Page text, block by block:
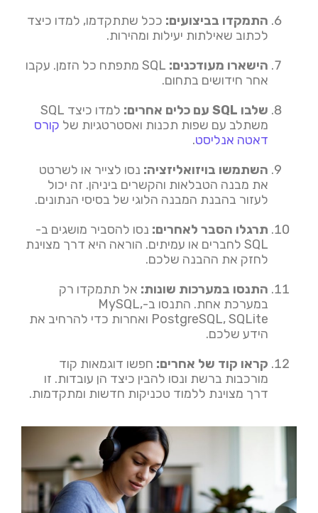
התמקדו בביצועים: ככל שתתקדמו, למדו כיצד
לכתוב שאילתות יעילות ומהירות.
הישארו מעודכנים:
SQL מתפתח כל הזמן. עקבו
אחר חידושים בתחום.
שלבו SQL עם כלים אחרים
:
למדו כיצד SQL
משתלב עם שפות תכנות ואסטרטגיות של קורס
דאטה אנליסט.
השתמשו בויזואליזציה: נסו לצייר או לשרטט
את מבנה הטבלאות והקשרים ביניהן. זה יכול
לעזור בהבנת המבנה הלוגי של בסיסי הנתונים.
תרגלו הסבר לאחרים: נסו להסביר מושגים ב-
SQL לחברים או עמיתים. הוראה היא דרך מצוינת
לחזק את ההבנה שלכם.
התנסו במערכות שונות: אל תתמקדו רק
במערכת אחת. התנסו ב-MySQL,
PostgreSQL, SQLite ואחרות כדי להרחיב את
הידע שלכם.
קראו קוד של אחרים: חפשו דוגמאות קוד
מורכבות ברשת ונסו להבין כיצד הן עובדות. זו
דרך מצוינת ללמוד טכניקות חדשות ומתקדמות.